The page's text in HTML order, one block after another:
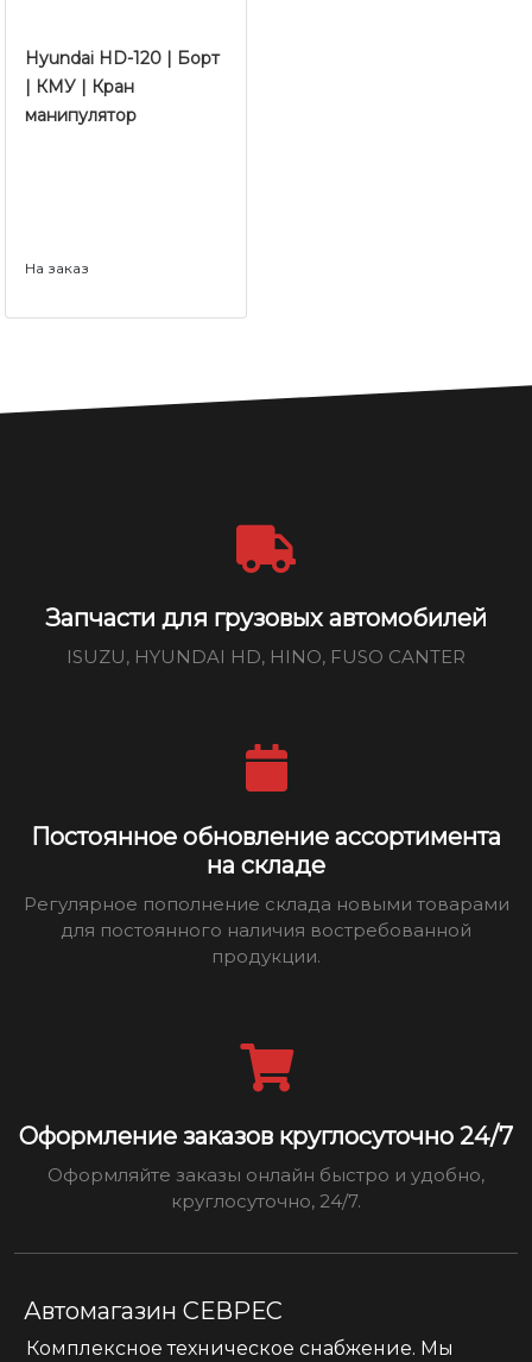
Hyundai HD-120 | Борт
| КМУ | Кран
манипулятор
На заказ
Запчасти для грузовых автомобилей
ISUZU, HYUNDAI HD, HINO, FUSO CANTER
Постоянное обновление ассортимента
на складе
Регулярное пополнение склада новыми товарами
для постоянного наличия востребованной
продукции.
Оформление заказов круглосуточно 24/7
Оформляйте заказы онлайн быстро и удобно,
круглосуточно, 24/7.
Автомагазин СЕВРЕС
Комплексное техническое снабжение. Мы